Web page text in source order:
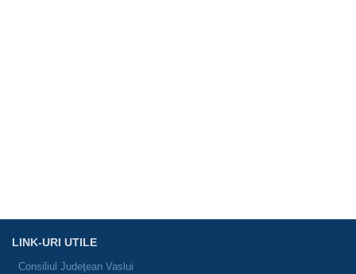
LINK-URI UTILE
Consiliul Judeţean Vaslui